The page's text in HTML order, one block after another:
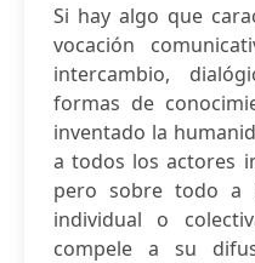
Si hay algo que
vocación
intercambio,
formas de
inventado la
a todos los actores
pero sobre todo a
individual o
compele a su